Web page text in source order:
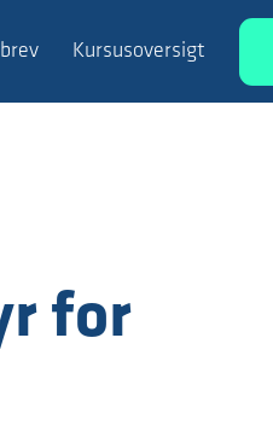
Kursusoversigt
for